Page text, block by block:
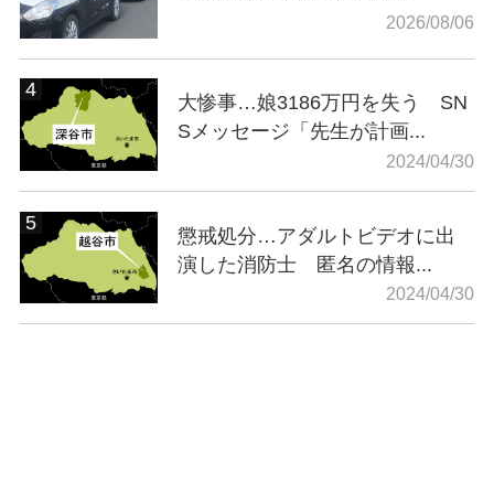
2026/08/06
大惨事…娘3186万円を失う SN
Sメッセージ「先生が計画...
2024/04/30
懲戒処分…アダルトビデオに出
演した消防士 匿名の情報...
2024/04/30